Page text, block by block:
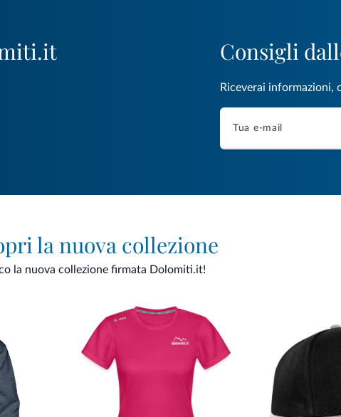
Consigli
Riceverai informazioni,
la nuova collezione
la nuova collezione firmata Dolomiti.it!